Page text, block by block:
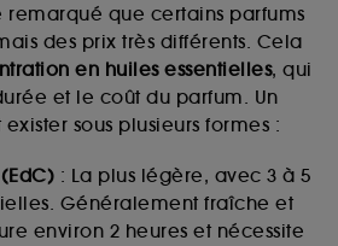
remarqué que certains parfums
des prix très différents. Cela
en huiles essentielles, qui
et le coût du parfum. Un
sous plusieurs formes :
: La plus légère, avec 3 à 5
Généralement fraîche et
environ 2 heures et nécessite